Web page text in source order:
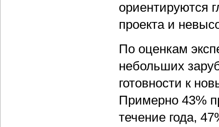
ориентируются
проекта и
По оценкам
небольших
готовности к
Примерно 43%
течение года,